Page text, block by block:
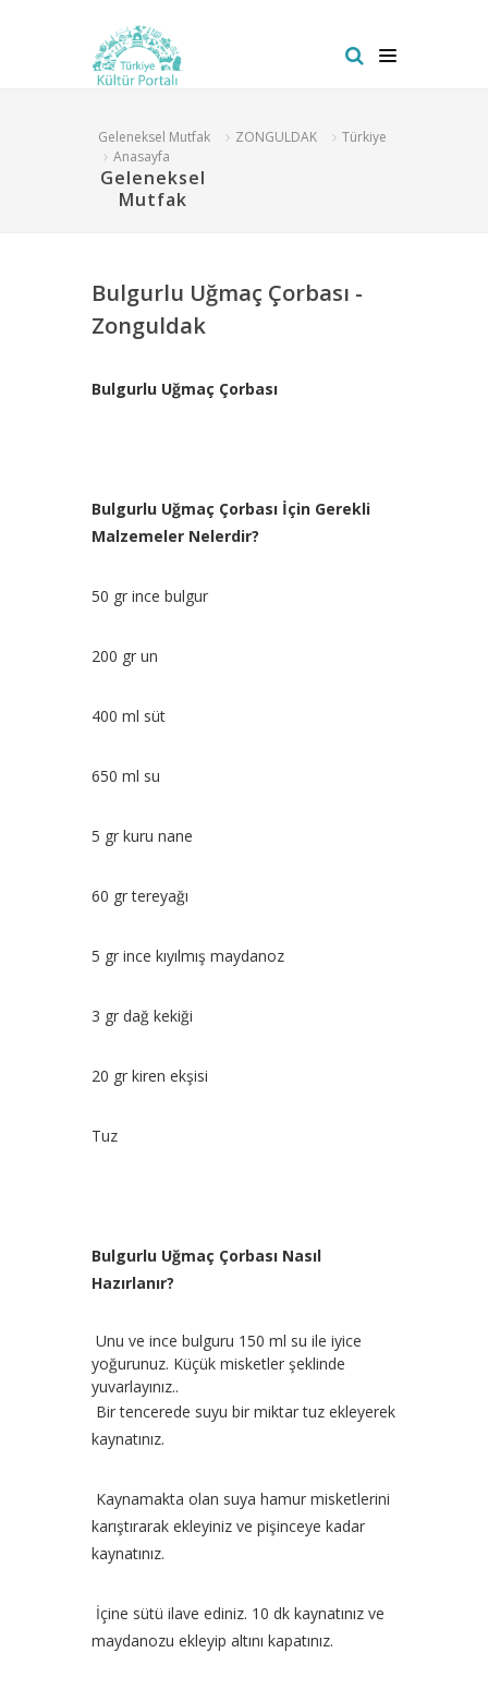
Geleneksel Mutfak ZONGULDAK
Türkiye
Anasayfa
Geleneksel
Mutfak
Bulgurlu Uğmaç Çorbası -
Zonguldak
Bulgurlu Uğmaç Çorbası
Bulgurlu Uğmaç Çorbası İçin Gerekli
Malzemeler Nelerdir?
50 gr ince bulgur
200 gr un
400 ml süt
650 ml su
5 gr kuru nane
60 gr tereyağı
5 gr ince kıyılmış maydanoz
3 gr dağ kekiği
20 gr kiren ekşisi
Tuz
Bulgurlu Uğmaç Çorbası Nasıl
Hazırlanır?
Unu ve ince bulguru 150 ml su ile iyice
yoğurunuz. Küçük misketler şeklinde
yuvarlayınız..
Bir tencerede suyu bir miktar tuz ekleyerek
kaynatınız.
Kaynamakta olan suya hamur misketlerini
karıştırarak ekleyiniz ve pişinceye kadar
kaynatınız.
İçine sütü ilave ediniz. 10 dk kaynatınız ve
maydanozu ekleyip altını kapatınız.